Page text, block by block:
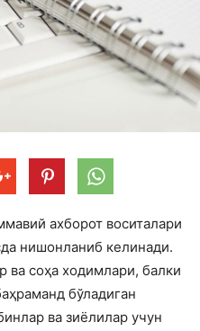
ахборот воситалари
нишонланиб келинади.
ва соҳа ходимлари, балки
бўладиган
ва зиёлилар учун